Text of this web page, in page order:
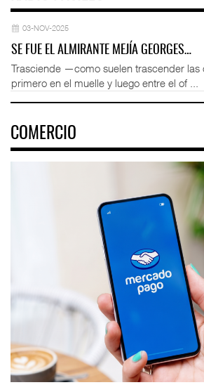
03-NOV-2025
SE FUE EL ALMIRANTE MEJÍA GEORGES…
Trasciende —como suelen trascender las
primero en el muelle y luego entre el of ...
COMERCIO